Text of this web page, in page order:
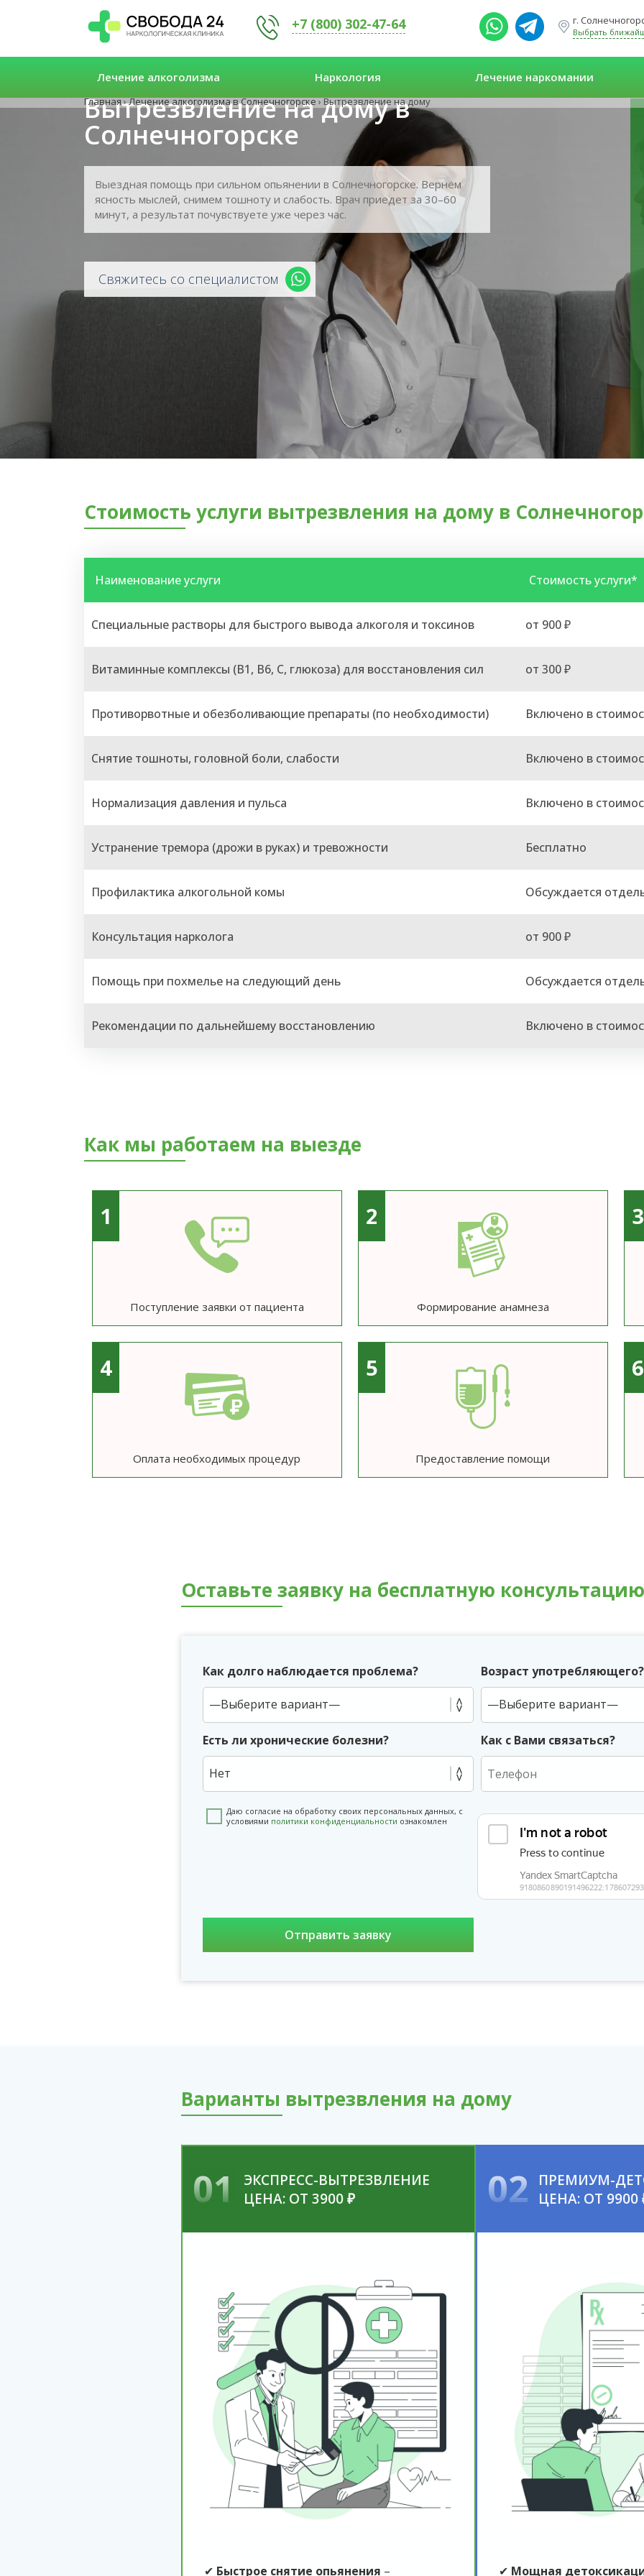
+7 (800) 302-47-64 г.
Выбрать
Лечение алкоголизма Наркология Лечение наркомании
Главная›Лечение алкоголизма в Солнечногорске›Вытрезвление на дому
Вытрезвление на дому в
Солнечногорске
Выездная помощь при сильном опьянении в Солнечногорске. Вернём
ясность мыслей, снимем тошноту и слабость. Врач приедет за 30–60
минут, а результат почувствуете уже через час.
Свяжитесь со специалистом
Стоимость услуги вытрезвления на дому в
Наименование услуги Стоимость услуги*
Специальные растворы для быстрого вывода алкоголя и токсинов от 900 ₽
Витаминные комплексы (B1, B6, C, глюкоза) для восстановления сил от 300 ₽
Противорвотные и обезболивающие препараты (по необходимости) Включено в
Снятие тошноты, головной боли, слабости Включено в
Нормализация давления и пульса Включено в
Устранение тремора (дрожи в руках) и тревожности Бесплатно
Профилактика алкогольной комы Обсуждается
Консультация нарколога от 900 ₽
Помощь при похмелье на следующий день Обсуждается
Рекомендации по дальнейшему восстановлению Включено в
Как мы работаем на выезде
1
Поступление заявки от пациента
2
Формирование анамнеза
3
4
Оплата необходимых процедур
5
Предоставление помощи
6
Оставьте заявку на бесплатную консультацию
Как долго наблюдается проблема? Возраст употребляющего?
Есть ли хронические болезни?
Нет
Как с Вами связаться?
Даю согласие на обработку своих персональных данных, с
условиями политики конфиденциальности ознакомлен
Варианты вытрезвления на дому
01
ЭКСПРЕСС-ВЫТРЕЗВЛЕНИЕ
ЦЕНА: ОТ 3900 ₽
✔ Быстрое снятие опьянения –
02
ПРЕМИУМ-
ЦЕНА: ОТ 9900
✔ Мощная